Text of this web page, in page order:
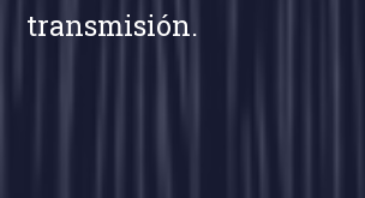
transmisión.